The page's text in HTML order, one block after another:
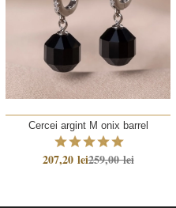
Cercei argint M onix barrel
207,20 lei259,00 lei